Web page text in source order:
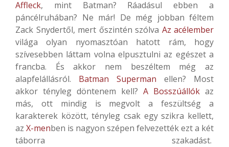
Affleck, mint Batman? Ráadásul ebben a
páncélruhában? Ne már! De még jobban féltem
Zack Snydertől, mert őszintén szólva Az acélember
világa olyan nyomasztóan hatott rám, hogy
szívesebben láttam volna elpusztulni az egészet a
francba. És akkor nem beszéltem még az
alapfelállásról. Batman Superman ellen? Most
akkor tényleg döntenem kell? A Bosszúállók az
más, ott mindig is megvolt a feszültség a
karakterek között, tényleg csak egy szikra kellett,
az X-menben is nagyon szépen felvezették ezt a két
táborra szakadást.